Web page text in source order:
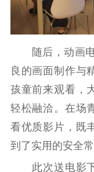
电影
党建
紫金
随后，动画电
良的画面制作与
孩童前来观看，
轻松融洽。在场
看优质影片，既
到了实用的安全常
此次送电影下